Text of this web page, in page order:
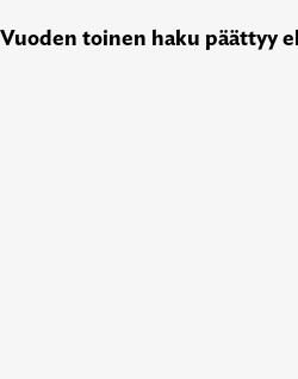
Vuoden toinen haku päättyy